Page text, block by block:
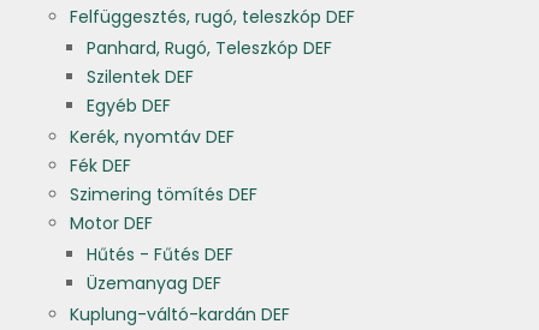
Felfüggesztés, rugó, teleszkóp DEF
Panhard, Rugó, Teleszkóp DEF
Szilentek DEF
Egyéb DEF
Kerék, nyomtáv DEF
Fék DEF
Szimering tömítés DEF
Motor DEF
Hűtés - Fűtés DEF
Üzemanyag DEF
Kuplung-váltó-kardán DEF